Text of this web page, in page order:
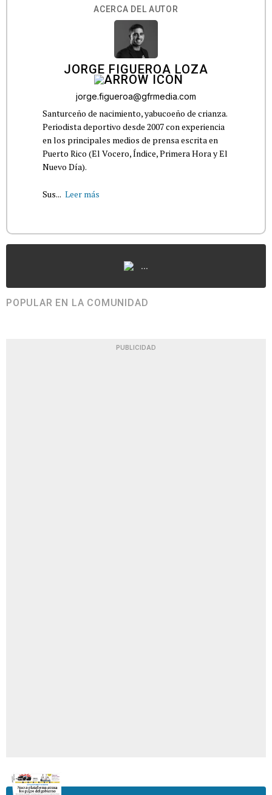
ACERCA DEL AUTOR
JORGE FIGUEROA LOZA
jorge.figueroa@gfrmedia.com
Santurceño de nacimiento, yabucoeño de crianza.
Periodista deportivo desde 2007 con experiencia
en los principales medios de prensa escrita en
Puerto Rico (El Vocero, Índice, Primera Hora y El
Nuevo Día).
Sus... Leer más
...
POPULAR EN LA COMUNIDAD
PUBLICIDAD